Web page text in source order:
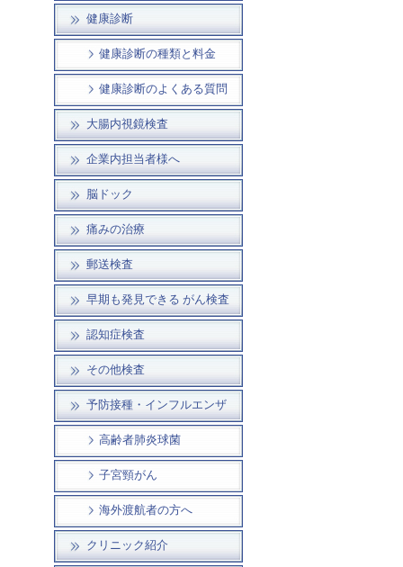
健康診断
健康診断の種類と料金
健康診断のよくある質問
大腸内視鏡検査
企業内担当者様へ
脳ドック
痛みの治療
郵送検査
早期も発見できる がん検査
認知症検査
その他検査
予防接種・インフルエンザ
高齢者肺炎球菌
子宮頸がん
海外渡航者の方へ
クリニック紹介